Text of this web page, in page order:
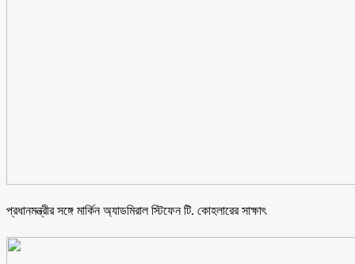
প্রধানমন্ত্রীর সঙ্গে মার্কিন অ্যাডমিরাল স্টিফেন টি. কোহলারের সাক্ষাৎ